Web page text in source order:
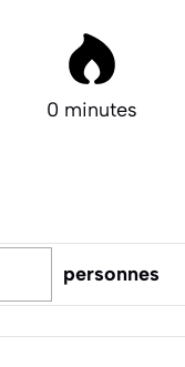
0 minutes
personnes